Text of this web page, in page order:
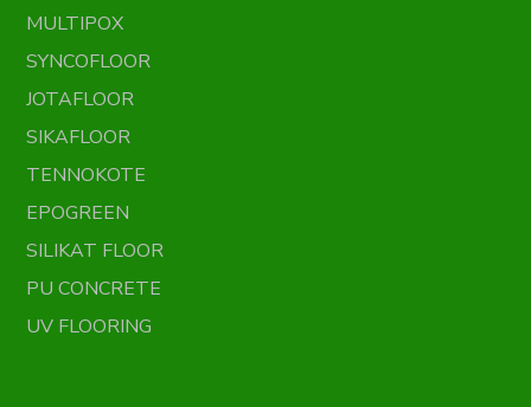
MULTIPOX
SYNCOFLOOR
JOTAFLOOR
SIKAFLOOR
TENNOKOTE
EPOGREEN
SILIKAT FLOOR
PU CONCRETE
UV FLOORING